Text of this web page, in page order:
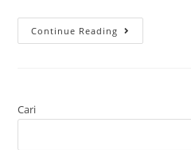
Continue Reading
Cari